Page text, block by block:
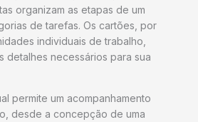
organizam as etapas de um
de tarefas. Os cartões, por
individuais de trabalho,
detalhes necessários para sua
permite um acompanhamento
desde a concepção de uma